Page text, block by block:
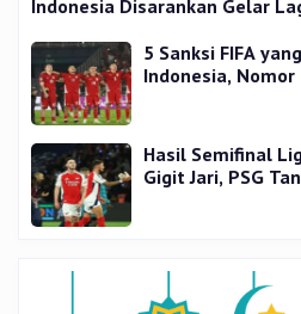
Indonesia Disarankan Gelar
5 Sanksi FIFA
Indonesia, Nomor
Hasil Semifinal
Gigit Jari, PSG